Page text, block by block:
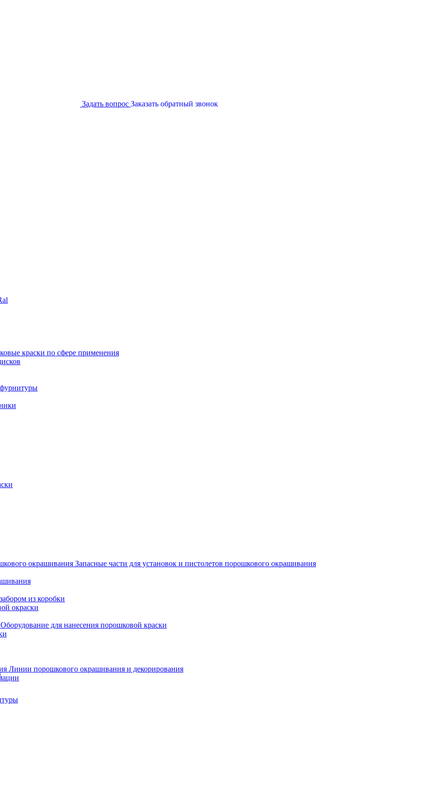
Задать вопрос Заказать обратный звонок
краски по сфере применения
Запасные части для установок и пистолетов порошкового окрашивания
из коробки
окраски
Оборудование для нанесения порошковой краски
Линии порошкового окрашивания и декорирования